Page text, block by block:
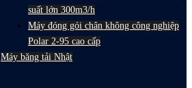
suất lớn 300m3/h
Máy đóng gói chân không công nghiệp
Polar 2-95 cao cấp
Máy băng tải Nhật